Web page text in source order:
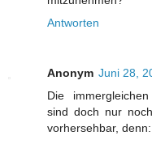
Antworten
Anonym Juni 28,
Die immergleichen
sind doch nur
vorhersehbar, denn: